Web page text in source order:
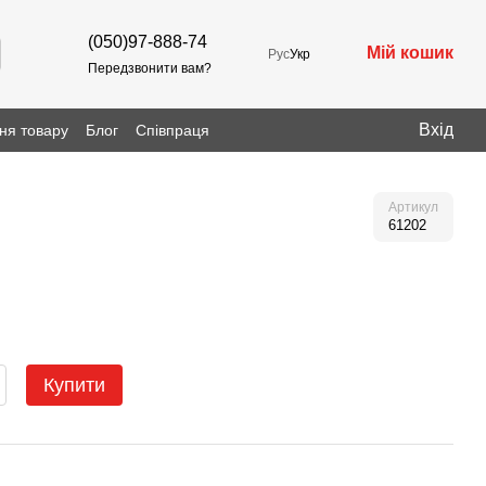
(050)97-888-74
Передзвонити вам?
РусУкр Мій кошик
товару Блог Співпраця Вхід
Артикул
61202
Купити